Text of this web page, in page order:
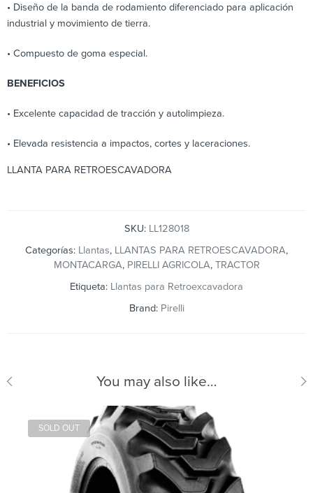
• Diseño de la banda de rodamiento diferenciado para aplicación
industrial y movimiento de tierra.
• Compuesto de goma especial.
BENEFICIOS
• Excelente capacidad de tracción y autolimpieza.
• Elevada resistencia a impactos, cortes y laceraciones.
LLANTA PARA RETROESCAVADORA
SKU: LL128018
Categorías: Llantas, LLANTAS PARA RETROESCAVADORA,
MONTACARGA, PIRELLI AGRICOLA, TRACTOR
Etiqueta: Llantas para Retroexcavadora
Brand: Pirelli
You may also like…
SOLD OUT